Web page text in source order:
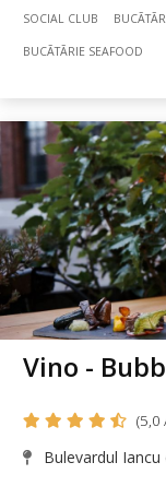
SOCIAL CLUB
BUCÃTÃRIE SEAFOOD
Vino -
(5,0
Bulevardul